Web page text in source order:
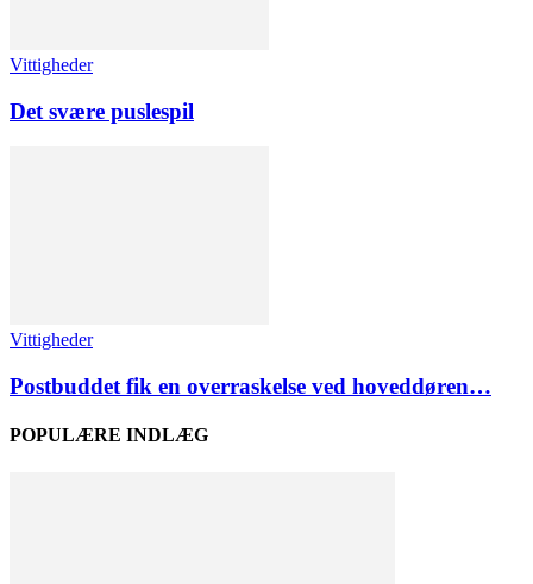
Vittigheder
Det svære puslespil
Vittigheder
Postbuddet fik en overraskelse ved hoveddøren…
POPULÆRE INDLÆG